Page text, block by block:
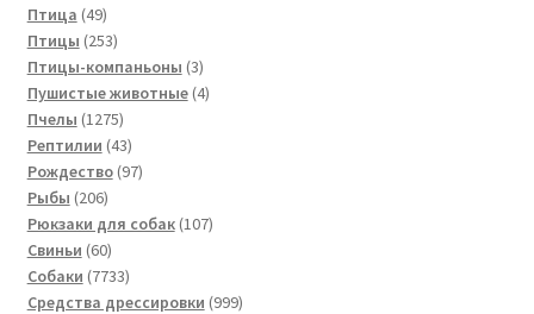
Птица 4949
товаров
Птицы 253253
товара
Птицы-компаньоны 33
товара
Пушистые животные 44
Пчелы 12751275
товаров
Рептилии 4343
товара
Рождество 9797
Рыбы 206206
товаров
Рюкзаки для собак 107107
Свиньи 6060
товаров
Собаки 77337733
товара
Средства дрессировки 999999